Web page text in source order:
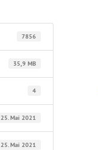
7856
35,9 MB
4
25. Mai 2021
25. Mai 2021